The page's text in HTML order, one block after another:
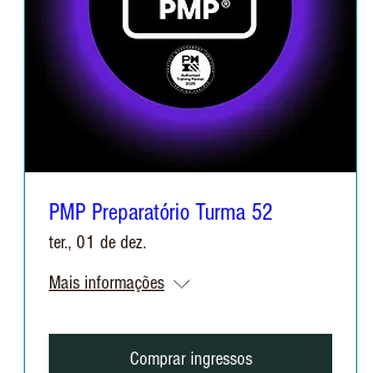
PMP Preparatório Turma 52
ter., 01 de dez.
Mais informações
Comprar ingressos